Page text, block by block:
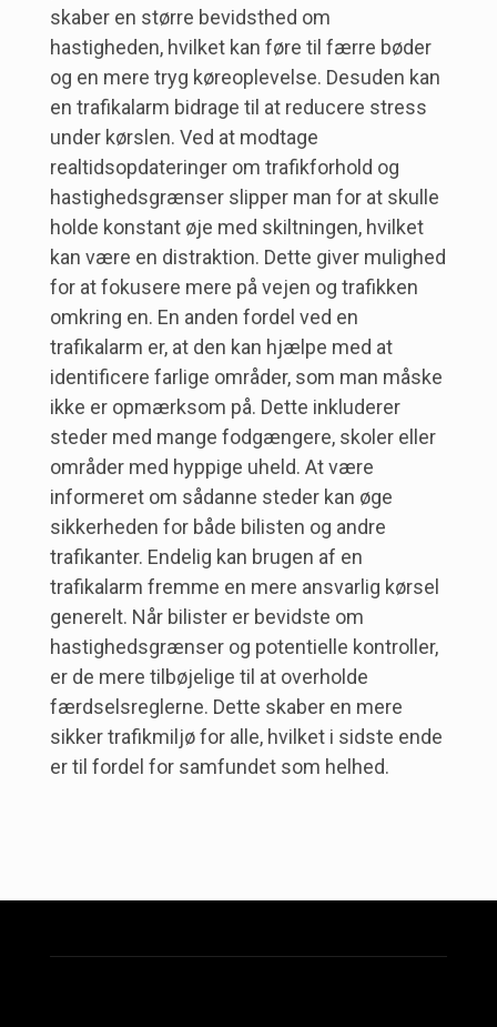
skaber en større bevidsthed om
hastigheden, hvilket kan føre til færre bøder
og en mere tryg køreoplevelse. Desuden kan
en trafikalarm bidrage til at reducere stress
under kørslen. Ved at modtage
realtidsopdateringer om trafikforhold og
hastighedsgrænser slipper man for at skulle
holde konstant øje med skiltningen, hvilket
kan være en distraktion. Dette giver mulighed
for at fokusere mere på vejen og trafikken
omkring en. En anden fordel ved en
trafikalarm er, at den kan hjælpe med at
identificere farlige områder, som man måske
ikke er opmærksom på. Dette inkluderer
steder med mange fodgængere, skoler eller
områder med hyppige uheld. At være
informeret om sådanne steder kan øge
sikkerheden for både bilisten og andre
trafikanter. Endelig kan brugen af en
trafikalarm fremme en mere ansvarlig kørsel
generelt. Når bilister er bevidste om
hastighedsgrænser og potentielle kontroller,
er de mere tilbøjelige til at overholde
færdselsreglerne. Dette skaber en mere
sikker trafikmiljø for alle, hvilket i sidste ende
er til fordel for samfundet som helhed.